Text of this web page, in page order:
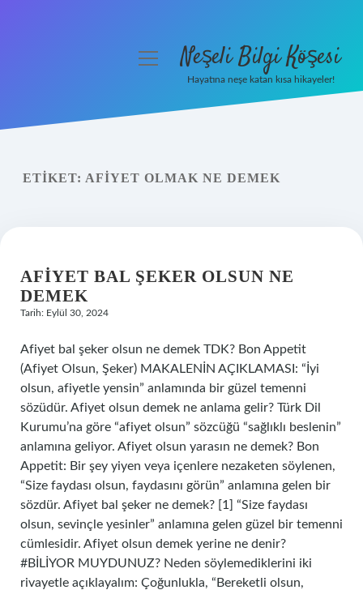
Yasal Uyarı
menüyüNeşeli Bilgi Köşesi
Hayatına neşe katan kısa hikayeler!
ETIKET: AFIYET OLMAK NE DEMEK
AFIYET BAL ŞEKER OLSUN NE
DEMEK
Tarih: Eylül 30, 2024
Afiyet bal şeker olsun ne demek TDK? Bon Appetit
(Afiyet Olsun, Şeker) MAKALENİN AÇIKLAMASI: “İyi
olsun, afiyetle yensin” anlamında bir güzel temenni
sözüdür. Afiyet olsun demek ne anlama gelir? Türk Dil
Kurumu’na göre “afiyet olsun” sözcüğü “sağlıklı beslenin”
anlamına geliyor. Afiyet olsun yarasın ne demek? Bon
Appetit: Bir şey yiyen veya içenlere nezaketen söylenen,
“Size faydası olsun, faydasını görün” anlamına gelen bir
sözdür. Afiyet bal şeker ne demek? [1] “Size faydası
olsun, sevinçle yesinler” anlamına gelen güzel bir temenni
cümlesidir. Afiyet olsun demek yerine ne denir?
#BİLİYOR MUYDUNUZ? Neden söylemediklerini iki
rivayetle açıklayalım: Çoğunlukla, “Bereketli olsun,